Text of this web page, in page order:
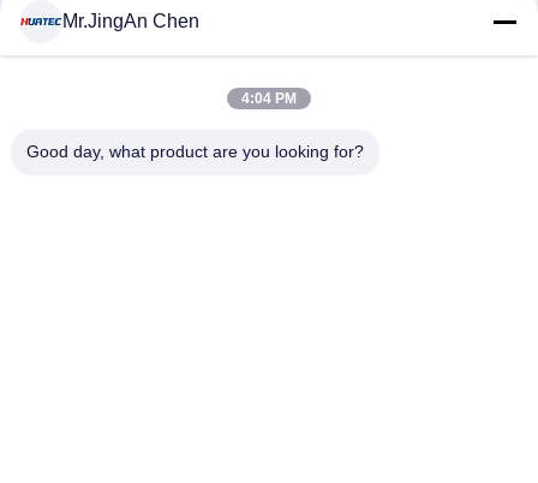
人気カテゴリ
超音波厚さ計
厚さ計コーティング ポータブル硬度計
Mr.JingAn Chen
4:04 PM
Good day, what product are you looking for?